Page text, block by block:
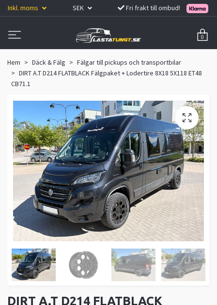
Inkl. moms SEK Fri frakt till ombud!
0
Hem Däck & Fälg
Fälgar till pickups och transportbilar
DIRT A.T D214 FLATBLACK Fälgpaket + Lodertire 8X18 5X118 ET48
CB71.1
DIRT A.T D214 FLATBLACK